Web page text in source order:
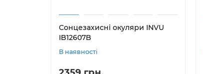
Сонцезахисні окуляри INVU
IB12607B
В наявності